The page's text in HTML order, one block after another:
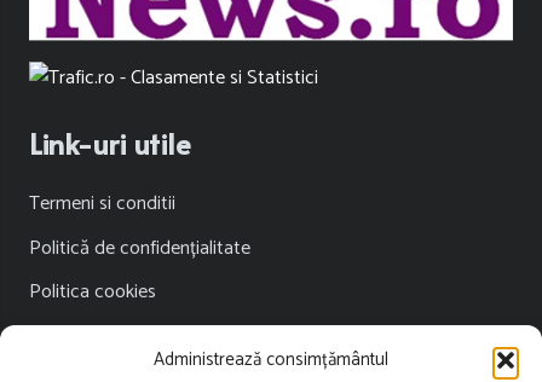
Administrează consimțământul
Link-uri utile
Termeni si conditii
Politică de confidențialitate
Politica cookies
Publicitate